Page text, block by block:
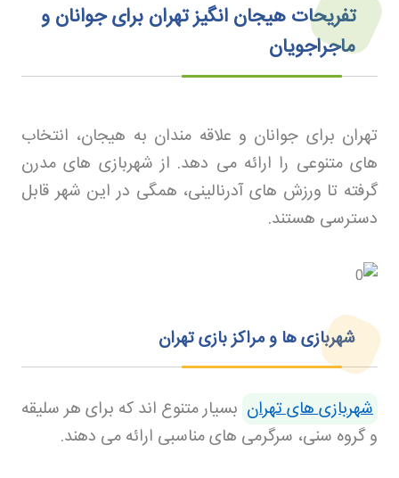
تفریحات هیجان انگیز تهران برای جوانان و
ماجراجویان
تهران برای جوانان و علاقه مندان به هیجان، انتخاب
های متنوعی را ارائه می دهد. از شهربازی های مدرن
گرفته تا ورزش های آدرنالینی، همگی در این شهر قابل
دسترسی هستند.
شهربازی ها و مراکز بازی تهران
شهربازی های تهران بسیار متنوع اند که برای هر سلیقه
و گروه سنی، سرگرمی های مناسبی ارائه می دهند.